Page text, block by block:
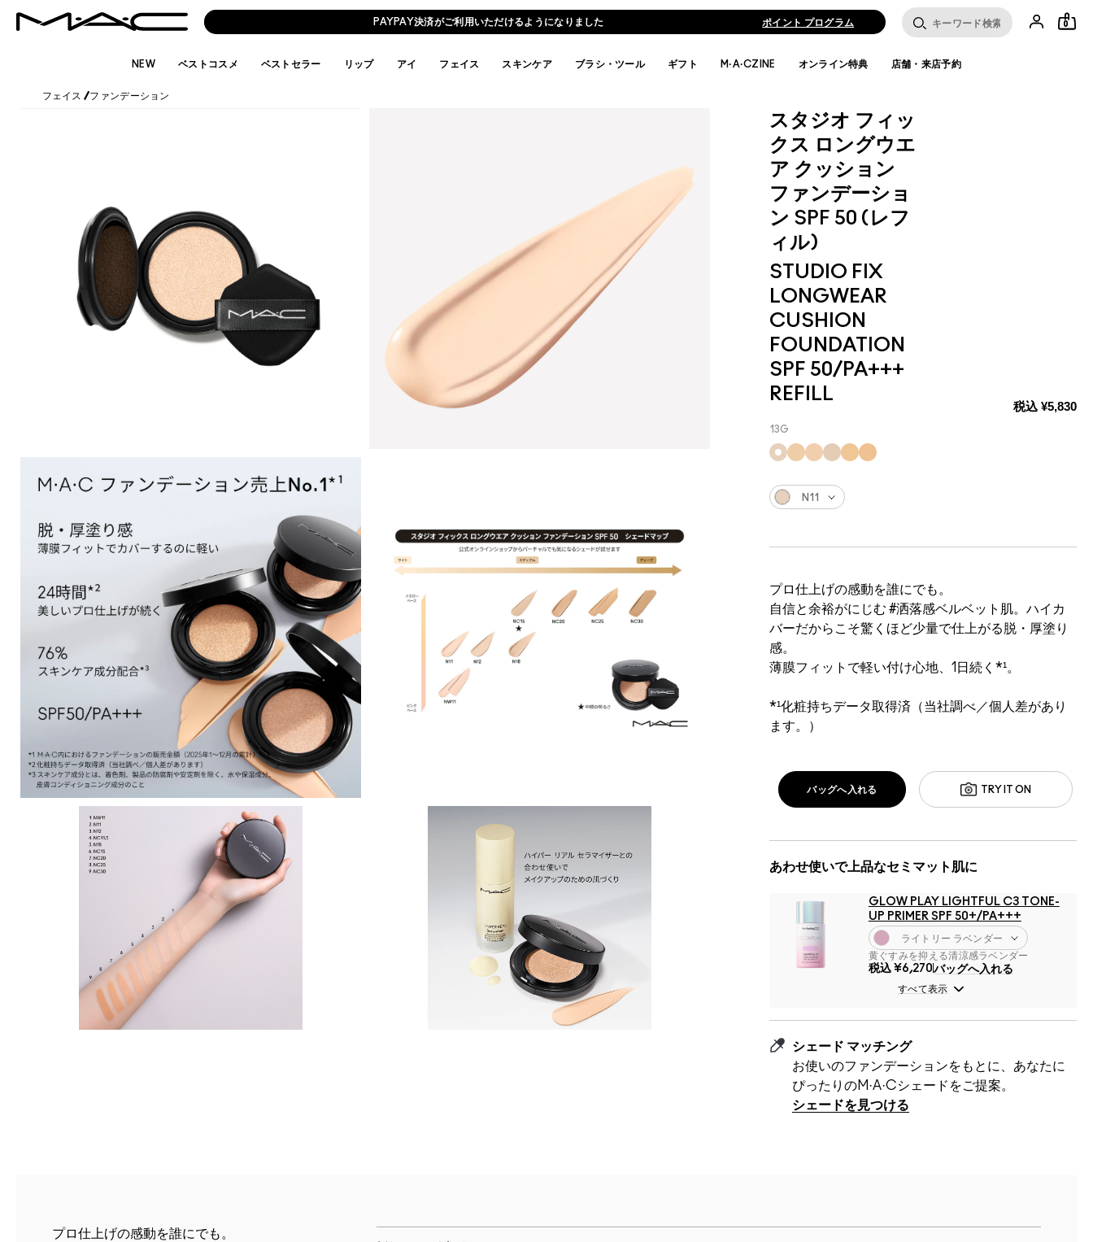
PAYPAY決済がご利用いただけるようになりました ポイント プログラム 0
NEW ベストコスメ ベストセラー リップ アイ フェイス スキンケア ブラシ・ツール ギフト M·A·CZINE オンライン特典 店舗・来店予約
フェイス /ファンデーション
スタジオ フィッ
クス ロングウエ
ア クッション
ファンデーショ
ン SPF 50 (レフ
ィル)
STUDIO FIX
LONGWEAR
CUSHION
FOUNDATION
SPF 50/PA+++
REFILL
税込 ¥5,830
13G
プロ仕上げの感動を誰にでも。
自信と余裕がにじむ #洒落感ベルベット肌。ハイカ
バーだからこそ驚くほど少量で仕上がる脱・厚塗り
感。
薄膜フィットで軽い付け心地、1日続く*¹。
*¹化粧持ちデータ取得済（当社調べ／個人差があり
ます。）
N11
あわせ使いで上品なセミマット肌に
GLOW PLAY LIGHTFUL C3 TONE-
UP PRIMER SPF 50+/PA+++
ライトリー ラベンダー
黄ぐすみを抑える清涼感ラベンダー
税込 ¥6,270バッグへ入れる
すべて表示
シェード マッチング
お使いのファンデーションをもとに、あなたに
ぴったりのM·A·Cシェードをご提案。
シェードを見つける
TRY IT ON
バッグへ入れる
プロ仕上げの感動を誰にでも。